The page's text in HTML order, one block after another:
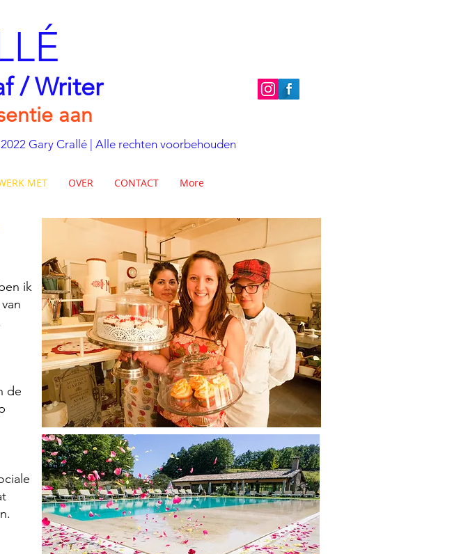
/ Writer
aan
Gary Crallé | Alle rechten voorbehouden
MET OVER CONTACT More
ik
de